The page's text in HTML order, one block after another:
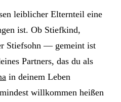
leiblicher Elternteil eine
ist. Ob Stiefkind,
Stiefsohn — gemeint ist
Partners, das du als
in deinem Leben
willkommen heißen